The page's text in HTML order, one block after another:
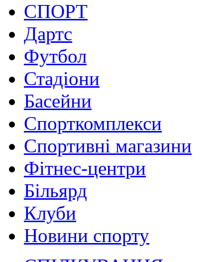
СПОРТ
Дартс
Футбол
Стадіони
Басейни
Спорткомплекси
Спортивні магазини
Фітнес-центри
Більярд
Клуби
Новини спорту